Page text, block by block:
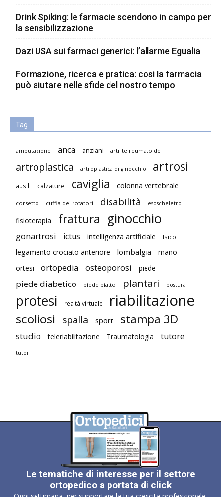
Drink Spiking: le farmacie scendono in campo per
la sensibilizzazione
Dazi USA sui farmaci generici: l’allarme Egualia
Formazione, ricerca e pratica: così la farmacia
può aiutare nelle sfide del nostro tempo
Tag
amputazione anca anziani artrite reumatoide
artroplastica artroplastica di ginocchio artrosi
ausili calzature caviglia colonna vertebrale
corsetto cuffia dei rotatori disabilità esoscheletro
fisioterapia frattura ginocchio
gonartrosi ictus intelligenza artificiale Isico
legamento crociato anteriore lombalgia
mano
ortesi
ortopedia osteoporosi piede
piede diabetico piede piatto plantari postura
protesi realtà virtuale riabilitazione
scoliosi spalla sport stampa 3D
studio teleriabilitazione Traumatologia tutore
tutori
Le tematiche di interesse per il settore
ortopedico a portata di click